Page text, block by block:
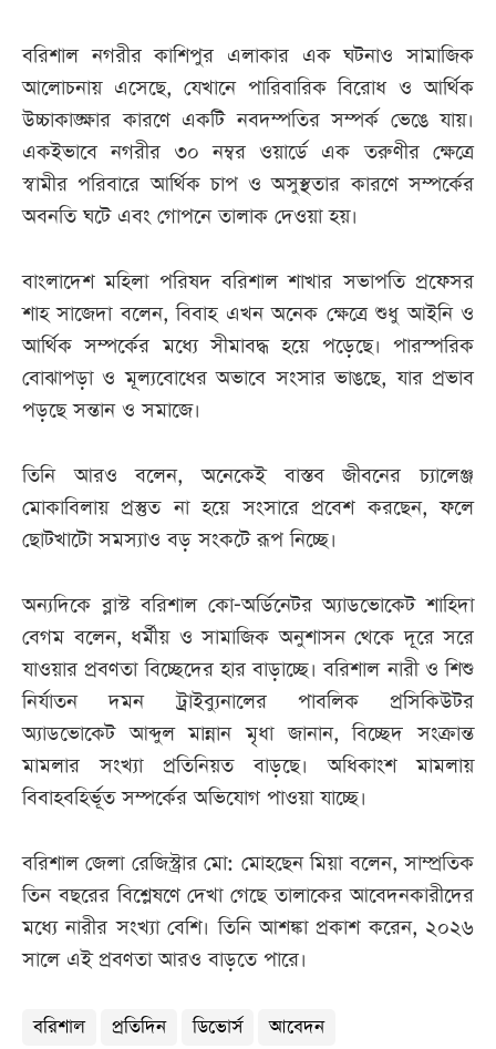
বরিশাল নগরীর কাশিপুর এলাকার এক ঘটনাও সামাজিক
আলোচনায় এসেছে, যেখানে পারিবারিক বিরোধ ও আর্থিক
উচ্চাকাঙ্ক্ষার কারণে একটি নবদম্পতির সম্পর্ক ভেঙে যায়।
একইভাবে নগরীর ৩০ নম্বর ওয়ার্ডে এক তরুণীর ক্ষেত্রে
স্বামীর পরিবারে আর্থিক চাপ ও অসুস্থতার কারণে সম্পর্কের
অবনতি ঘটে এবং গোপনে তালাক দেওয়া হয়।
বাংলাদেশ মহিলা পরিষদ বরিশাল শাখার সভাপতি প্রফেসর
শাহ সাজেদা বলেন, বিবাহ এখন অনেক ক্ষেত্রে শুধু আইনি ও
আর্থিক সম্পর্কের মধ্যে সীমাবদ্ধ হয়ে পড়েছে। পারস্পরিক
বোঝাপড়া ও মূল্যবোধের অভাবে সংসার ভাঙছে, যার প্রভাব
পড়ছে সন্তান ও সমাজে।
তিনি আরও বলেন, অনেকেই বাস্তব জীবনের চ্যালেঞ্জ
মোকাবিলায় প্রস্তুত না হয়ে সংসারে প্রবেশ করছেন, ফলে
ছোটখাটো সমস্যাও বড় সংকটে রূপ নিচ্ছে।
অন্যদিকে ব্লাস্ট বরিশাল কো-অর্ডিনেটর অ্যাডভোকেট শাহিদা
বেগম বলেন, ধর্মীয় ও সামাজিক অনুশাসন থেকে দূরে সরে
যাওয়ার প্রবণতা বিচ্ছেদের হার বাড়াচ্ছে। বরিশাল নারী ও শিশু
নির্যাতন দমন ট্রাইব্যুনালের পাবলিক প্রসিকিউটর
অ্যাডভোকেট আব্দুল মান্নান মৃধা জানান, বিচ্ছেদ সংক্রান্ত
মামলার সংখ্যা প্রতিনিয়ত বাড়ছে। অধিকাংশ মামলায়
বিবাহবহির্ভূত সম্পর্কের অভিযোগ পাওয়া যাচ্ছে।
বরিশাল জেলা রেজিস্ট্রার মো: মোহছেন মিয়া বলেন, সাম্প্রতিক
তিন বছরের বিশ্লেষণে দেখা গেছে তালাকের আবেদনকারীদের
মধ্যে নারীর সংখ্যা বেশি। তিনি আশঙ্কা প্রকাশ করেন, ২০২৬
সালে এই প্রবণতা আরও বাড়তে পারে।
বরিশাল প্রতিদিন ডিভোর্স আবেদন